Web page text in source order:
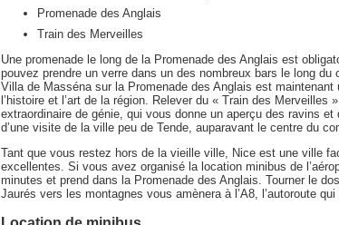
Promenade des Anglais
Train des Merveilles
Une promenade le long de la Promenade des Anglais est
pouvez prendre un verre dans un des nombreux bars le long du
Villa de Masséna sur la Promenade des Anglais est
l’histoire et l’art de la région. Relever du « Train des
extraordinaire de génie, qui vous donne un aperçu des ravins
d’une visite de la ville peu de Tende, auparavant le centre du
Tant que vous restez hors de la vieille ville, Nice est une ville
excellentes. Si vous avez organisé la location minibus de
minutes et prend dans la Promenade des Anglais. Tourner le
Jaurés vers les montagnes vous amènera à l’A8, l’autoroute qui